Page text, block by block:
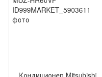
Кондиционер Mitsubishi